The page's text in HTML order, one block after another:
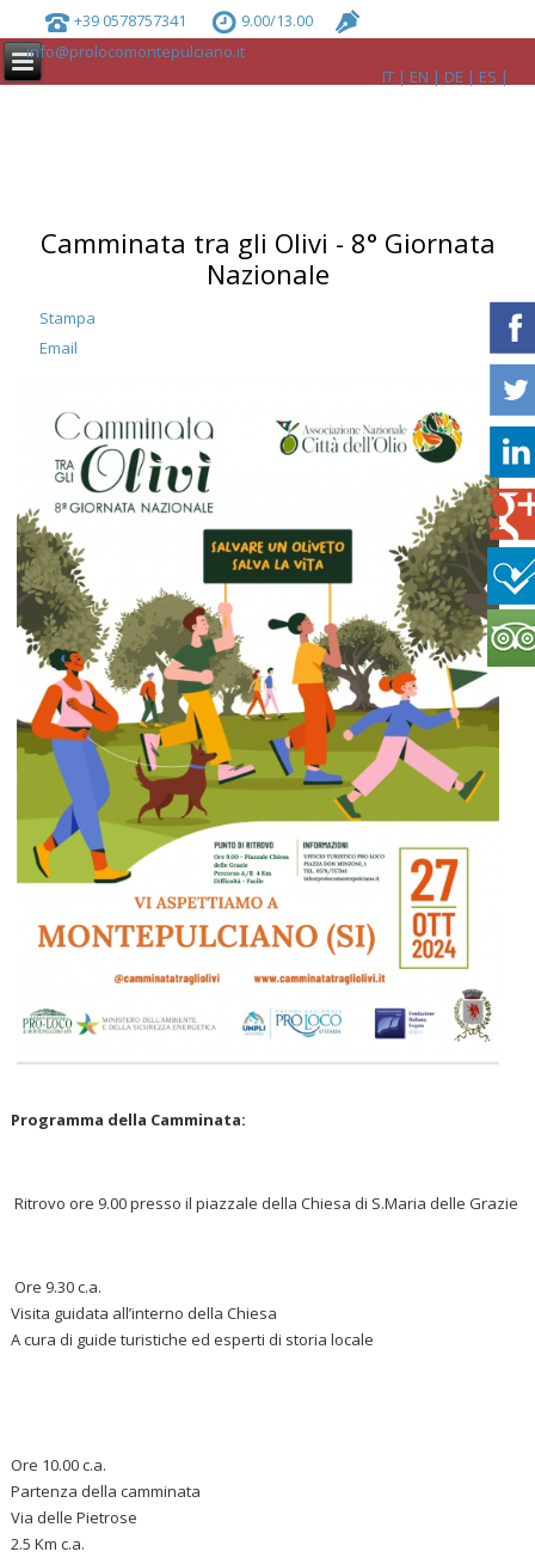
+39 0578757341
9.00/13.00
info@prolocomontepulciano.it
IT
EN DE ES
Camminata tra gli Olivi - 8° Giornata
Nazionale
Stampa
Email
Programma della Camminata:
Ritrovo ore 9.00 presso il piazzale della Chiesa di S.Maria delle Grazie
Ore 9.30 c.a.
Visita guidata all’interno della Chiesa
A cura di guide turistiche ed esperti di storia locale
Ore 10.00 c.a.
Partenza della camminata
Via delle Pietrose
2.5 Km c.a.